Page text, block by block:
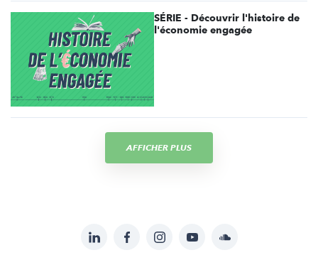
SÉRIE - Découvrir l'histoire de
l'économie engagée
AFFICHER PLUS
LinkedInFacebookInstagramYouTubeSoundcloud